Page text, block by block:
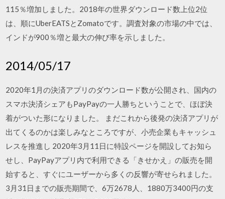
115％増加しました。2018年の世界ダウンロード数上位2位
は、順にUberEATSとZomatoです。調査対象の市場の中では、
インドが900％増と最大の伸び率を示しました。
2014/05/17
2020年1月の決済アプリのダウンロード数が公開され、国内の
スマホ決済シェアもPayPayの一人勝ちということで、ほぼ決
着がついた形になりました。 まだこれから後発の決済アプリが
出てくるのかは楽しみなところですが、小売企業もキャッシュ
レスを推進し 2020年3月11日に特設ページを開設してお知ら
せし、PayPayアプリ内で利用できる「きせかえ」の販売を開
始すると、すぐにユーザーから多くの反響が寄せられました。
3月31日までの販売期間で、6万2678人、1880万3400円の支